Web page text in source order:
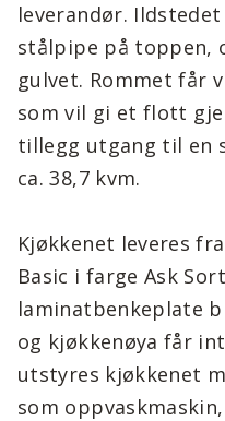
leverandør.
stålpipe på toppen,
gulvet. Rommet får
som vil gi et flott
tillegg utgang til en
ca. 38,7 kvm.
Kjøkkenet leveres
Basic i farge Ask
laminatbenkeplate
og kjøkkenøya får
utstyres kjøkkenet
som